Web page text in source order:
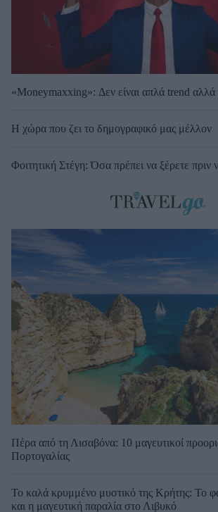
«Moneymaxxing»: Δεν είναι απλά trend αλλά
Η χώρα που ζει το δημογραφικό μας μέλλον
Φοιτητική Στέγη: Όσα πρέπει να ξέρετε πριν
Πέρα από τη Λισαβόνα: 10 μαγευτικοί
Πορτογαλίας
Το καλά κρυμμένο μυστικό της Κρήτης: Το
και η μαγευτική παραλία στο Λιβυκό